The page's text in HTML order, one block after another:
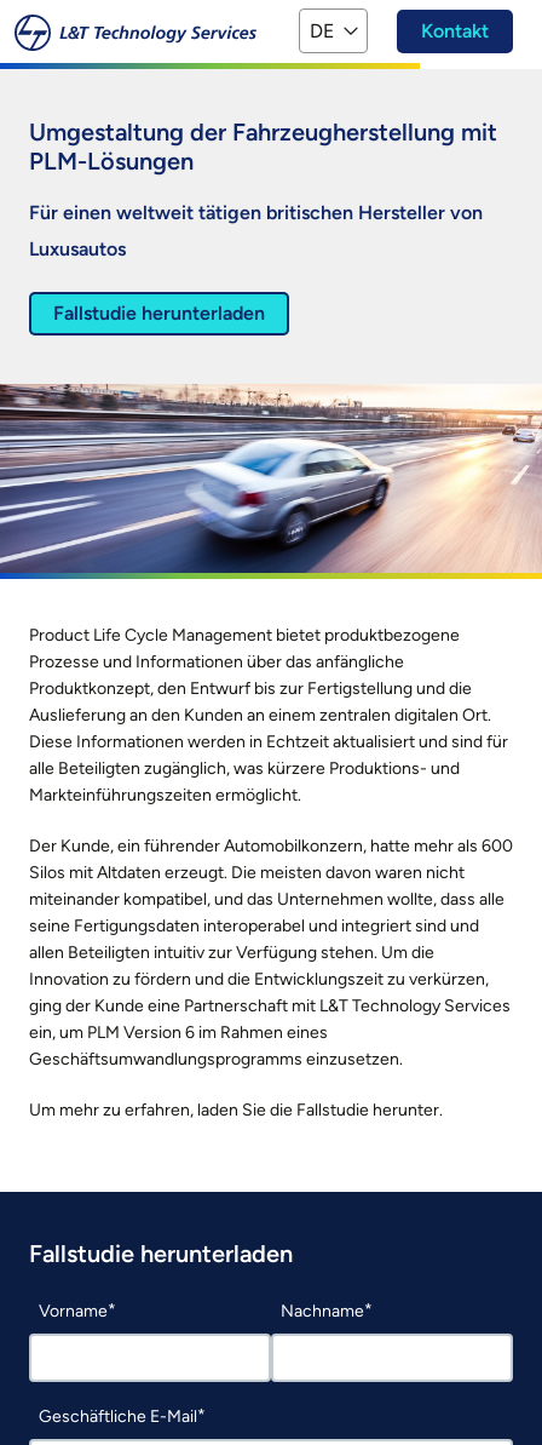
Zum Hauptinhalt springen
DE Kontakt
Umgestaltung der Fahrzeugherstellung mit
PLM-Lösungen
Für einen weltweit tätigen britischen Hersteller von
Luxusautos
Fallstudie herunterladen
Product Life Cycle Management bietet produktbezogene
Prozesse und Informationen über das anfängliche
Produktkonzept, den Entwurf bis zur Fertigstellung und die
Auslieferung an den Kunden an einem zentralen digitalen Ort.
Diese Informationen werden in Echtzeit aktualisiert und sind für
alle Beteiligten zugänglich, was kürzere Produktions- und
Markteinführungszeiten ermöglicht.
Der Kunde, ein führender Automobilkonzern, hatte mehr als 600
Silos mit Altdaten erzeugt. Die meisten davon waren nicht
miteinander kompatibel, und das Unternehmen wollte, dass alle
seine Fertigungsdaten interoperabel und integriert sind und
allen Beteiligten intuitiv zur Verfügung stehen. Um die
Innovation zu fördern und die Entwicklungszeit zu verkürzen,
ging der Kunde eine Partnerschaft mit L&T Technology Services
ein, um PLM Version 6 im Rahmen eines
Geschäftsumwandlungsprogramms einzusetzen.
Um mehr zu erfahren, laden Sie die Fallstudie herunter.
Fallstudie herunterladen
Vorname Nachname
Geschäftliche E-Mail